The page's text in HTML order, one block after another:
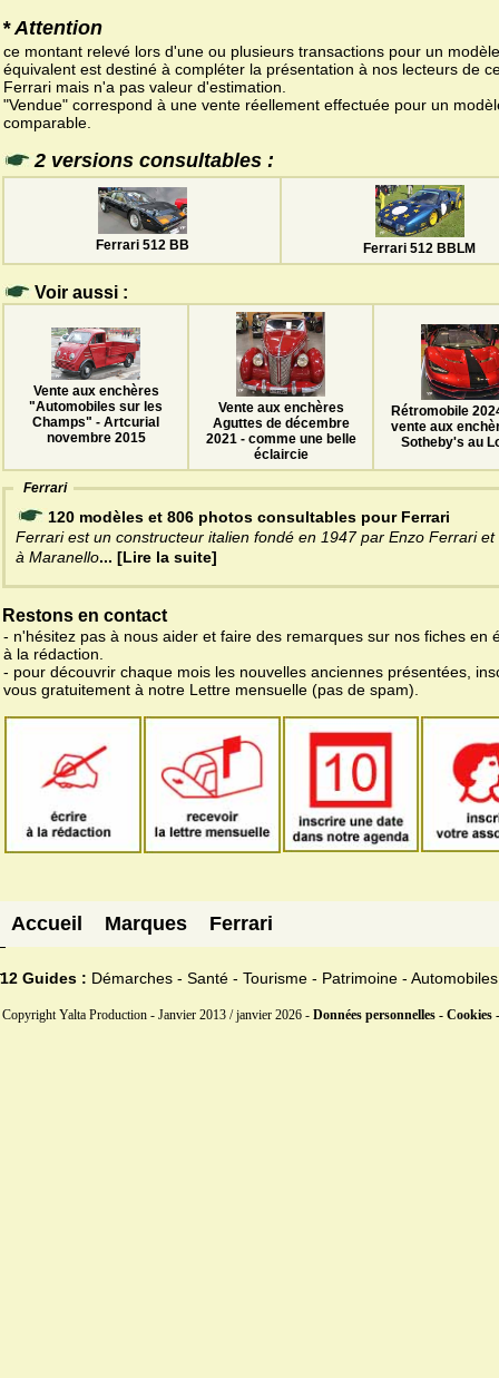
* Attention
ce montant relevé lors d'une ou plusieurs transactions pour un modèle
équivalent est destiné à compléter la présentation à nos lecteurs de
Ferrari mais n'a pas valeur d'estimation.
"Vendue" correspond à une vente réellement effectuée pour un
comparable.
2 versions consultables :
Ferrari 512 BB Ferrari 512 BBLM
Voir aussi :
Vente aux enchères
"Automobiles sur les
Champs" - Artcurial
novembre 2015
Vente aux enchères
Aguttes de décembre
2021 - comme une belle
éclaircie
Rétromobile
vente aux
Sotheby's au
Ferrari
120 modèles et 806 photos consultables pour Ferrari
Ferrari est un constructeur italien fondé en 1947 par Enzo Ferrari et
à Maranello... [Lire la suite]
Restons en contact
- n'hésitez pas à nous aider et faire des remarques sur nos fiches en
à la rédaction.
- pour découvrir chaque mois les nouvelles anciennes présentées,
vous gratuitement à notre Lettre mensuelle (pas de spam).
Accueil Marques Ferrari
12 Guides : Démarches - Santé - Tourisme - Patrimoine - Automobiles
Copyright Yalta Production - Janvier 2013 / janvier 2026 - Données personnelles - Cookies